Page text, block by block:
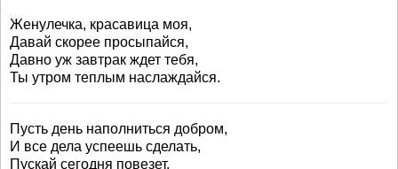
Женулечка, красавица моя,
Давай скорее просыпайся,
Давно уж завтрак ждет тебя,
Ты утром теплым наслаждайся.
Пусть день наполниться добром,
И все дела успеешь сделать,
Пускай сегодня повезет,